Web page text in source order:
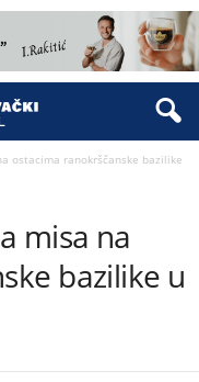
ostacima ranokrščanske bazilike
misa na
bazilike u